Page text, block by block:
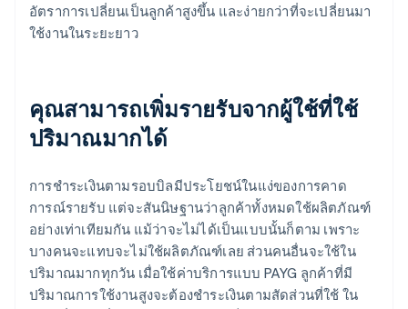
อัตราการเปลี่ยนเป็นลูกค้าสูงขึ้น และง่ายกว่าที่จะเปลี่ยนมา
ใช้งานในระยะยาว
คุณสามารถเพิ่มรายรับจากผู้ใช้ที่ใช้
ปริมาณมากได้
การชําระเงินตามรอบบิลมีประโยชน์ในแง่ของการคาด
การณ์รายรับ แต่จะสันนิษฐานว่าลูกค้าทั้งหมดใช้ผลิตภัณฑ์
อย่างเท่าเทียมกัน แม้ว่าจะไม่ได้เป็นแบบนั้นก็ตาม เพราะ
บางคนจะแทบจะไม่ใช้ผลิตภัณฑ์เลย ส่วนคนอื่นจะใช้ใน
ปริมาณมากทุกวัน เมื่อใช้ค่าบริการแบบ PAYG ลูกค้าที่มี
ปริมาณการใช้งานสูงจะต้องชําระเงินตามสัดส่วนที่ใช้ ใน